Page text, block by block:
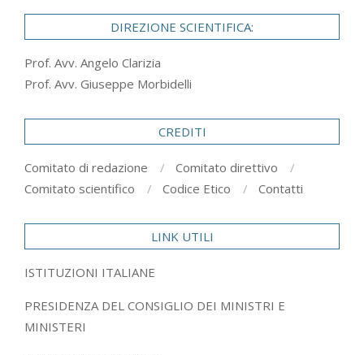
DIREZIONE SCIENTIFICA:
Prof. Avv. Angelo Clarizia
Prof. Avv. Giuseppe Morbidelli
CREDITI
Comitato di redazione
Comitato direttivo
Comitato scientifico
Codice Etico Contatti
LINK UTILI
ISTITUZIONI ITALIANE
PRESIDENZA DEL CONSIGLIO DEI MINISTRI E
MINISTERI